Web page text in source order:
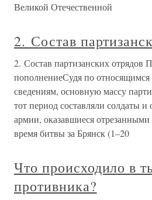
Великой Отечественной
2. Состав
2. Состав партизанских отрядов
пополнениеСудя по
сведениям, основную массу
тот период составляли солдаты
армии, оказавшиеся отрезанными
время битвы за Брянск (1–20
Что происходило в
противника?